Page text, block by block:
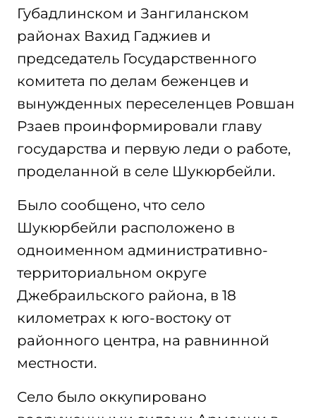
Губадлинском и Зангиланском
районах Вахид Гаджиев и
председатель Государственного
комитета по делам беженцев и
вынужденных переселенцев Ровшан
Рзаев проинформировали главу
государства и первую леди о работе,
проделанной в селе Шукюрбейли.
Было сообщено, что село
Шукюрбейли расположено в
одноименном административно-
территориальном округе
Джебраильского района, в 18
километрах к юго-востоку от
районного центра, на равнинной
местности.
Село было оккупировано